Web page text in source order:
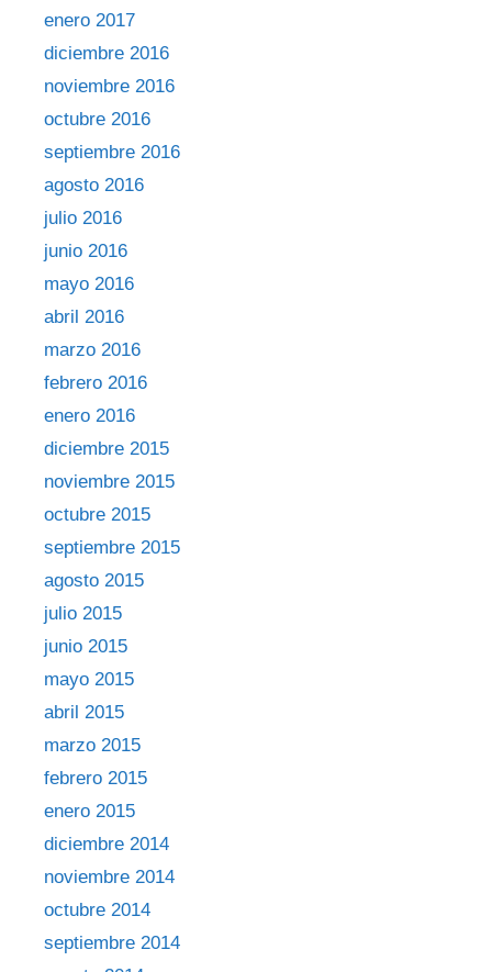
enero 2017
diciembre 2016
noviembre 2016
octubre 2016
septiembre 2016
agosto 2016
julio 2016
junio 2016
mayo 2016
abril 2016
marzo 2016
febrero 2016
enero 2016
diciembre 2015
noviembre 2015
octubre 2015
septiembre 2015
agosto 2015
julio 2015
junio 2015
mayo 2015
abril 2015
marzo 2015
febrero 2015
enero 2015
diciembre 2014
noviembre 2014
octubre 2014
septiembre 2014